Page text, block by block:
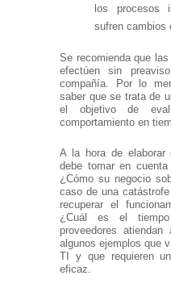
los procesos
sufren cambios
Se recomienda que
efectúen sin
compañía. Por lo
saber que se trata de
el objetivo de
comportamiento en
A la hora de elaborar
debe tomar en
¿Cómo su negocio
caso de una
recuperar el
¿Cuál es el
proveedores
algunos ejemplos que
TI y que requieren
eficaz.